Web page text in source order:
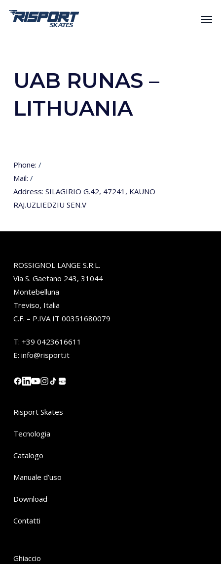
UAB RUNAS –
LITHUANIA
Phone: /
Mail: /
Address: SILAGIRIO G.42, 47241, KAUNO
RAJ.UZLIEDZIU SEN.V
ROSSIGNOL LANGE S.R.L.
Via S. Gaetano 243, 31044
Montebelluna
Treviso, Italia
C.F. – P.IVA IT 00351680079
T: +39 0423616611
E: info@risport.it
小红书
Risport Skates
Tecnologia
Catalogo
Manuale d’uso
Download
Contatti
Ghiaccio